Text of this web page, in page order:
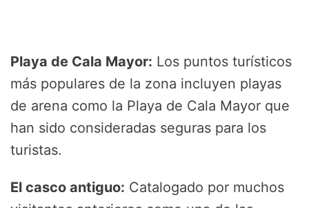
Playa de Cala Mayor: Los puntos turísticos
más populares de la zona incluyen playas
de arena como la Playa de Cala Mayor que
han sido consideradas seguras para los
turistas.
El casco antiguo: Catalogado por muchos